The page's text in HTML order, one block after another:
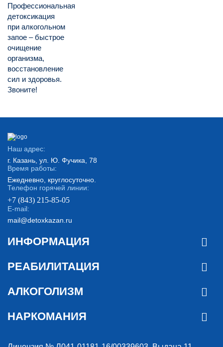
Профессиональная
детоксикация
при алкогольном
запое – быстрое
очищение
организма,
восстановление
сил и здоровья.
Звоните!
Наш адрес:
г. Казань, ул. Ю. Фучика, 78
Время работы:
Ежедневно, круглосуточно.
Телефон горячей линии:
+7 (843) 215-85-05
E-mail:
mail@detoxkazan.ru
ИНФОРМАЦИЯ
РЕАБИЛИТАЦИЯ
АЛКОГОЛИЗМ
НАРКОМАНИЯ